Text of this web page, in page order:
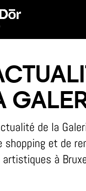
de la
shopping et de
à